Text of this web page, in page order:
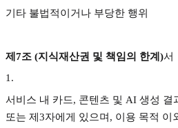
기타 불법적이거나 부당한 행위
제7조 (지식재산권 및 책임의 한계)서
1 .
서비스 내 카드, 콘텐츠 및 AI 생성 결
또는 제3자에게 있으며, 이용 목적 이